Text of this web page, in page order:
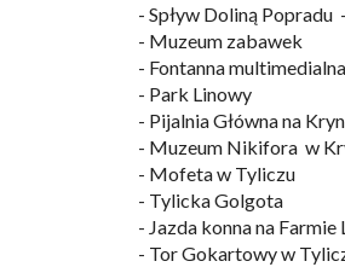
- Spływ Doliną
- Muzeum zabawek
- Fontanna
- Park Linowy
- Pijalnia Główna na
- Muzeum Nikifora w
- Mofeta w Tyliczu
- Tylicka Golgota
- Jazda konna na Farmie
- Tor Gokartowy w